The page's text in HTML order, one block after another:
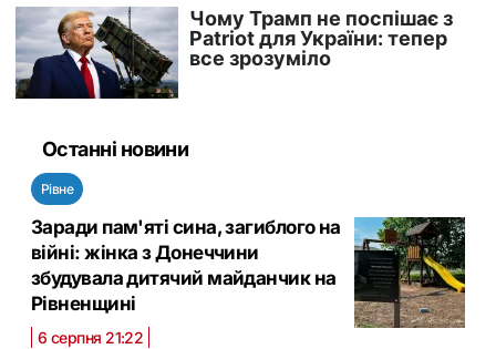
Останні новини
Рівне
Заради пам'яті сина, загиблого на
війні: жінка з Донеччини
збудувала дитячий майданчик на
Рівненщині
6 серпня 21:22